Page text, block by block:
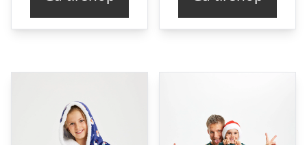
var:
kr. 349,00.kr. 261,00.